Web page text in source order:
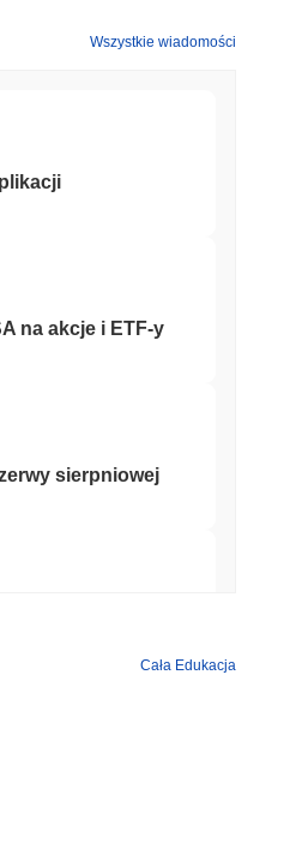
Wszystkie wiadomości
na akcje i ETF-y
sierpniowej
Cała Edukacja